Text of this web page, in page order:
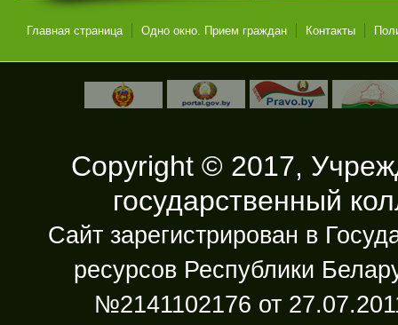
Главная страница Одно окно. Прием граждан Контакты
Copyright © 2017,
государственный
Сайт зарегистрирован в
ресурсов Республики
№2141102176 от